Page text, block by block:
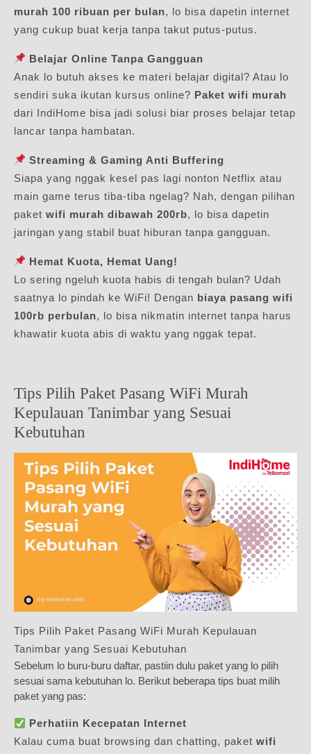
murah 100 ribuan per bulan, lo bisa dapetin internet
yang cukup buat kerja tanpa takut putus-putus.
Belajar Online Tanpa Gangguan
Anak lo butuh akses ke materi belajar digital? Atau lo
sendiri suka ikutan kursus online? Paket wifi murah
dari IndiHome bisa jadi solusi biar proses belajar tetap
lancar tanpa hambatan.
Streaming & Gaming Anti Buffering
Siapa yang nggak kesel pas lagi nonton Netflix atau
main game terus tiba-tiba ngelag? Nah, dengan pilihan
paket wifi murah dibawah 200rb, lo bisa dapetin
jaringan yang stabil buat hiburan tanpa gangguan.
Hemat Kuota, Hemat Uang!
Lo sering ngeluh kuota habis di tengah bulan? Udah
saatnya lo pindah ke WiFi! Dengan biaya pasang wifi
100rb perbulan, lo bisa nikmatin internet tanpa harus
khawatir kuota abis di waktu yang nggak tepat.
Tips Pilih Paket Pasang WiFi Murah
Kepulauan Tanimbar yang Sesuai
Kebutuhan
Tips Pilih Paket Pasang WiFi Murah Kepulauan
Tanimbar yang Sesuai Kebutuhan
Sebelum lo buru-buru daftar, pastiin dulu paket yang lo pilih
sesuai sama kebutuhan lo. Berikut beberapa tips buat milih
paket yang pas:
Perhatiin Kecepatan Internet
Kalau cuma buat browsing dan chatting, paket wifi